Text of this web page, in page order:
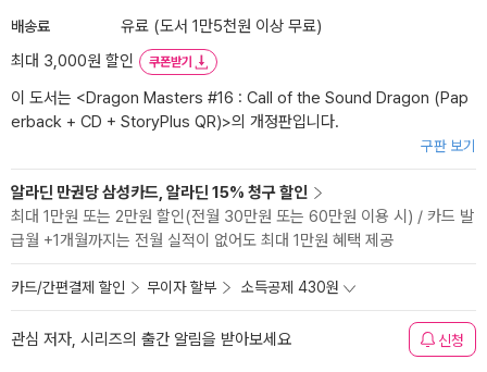
배송료
유료 (도서 1만5천원 이상 무료)
최대 3,000원 할인
쿠폰받기
이 도서는 <Dragon Masters #16 : Call of the Sound Dragon (Pap
erback + CD + StoryPlus QR)>의 개정판입니다.
구판 보기
알라딘 만권당 삼성카드, 알라딘 15% 청구 할인
최대 1만원 또는 2만원 할인(전월 30만원 또는 60만원 이용 시) / 카드 발
급월 +1개월까지는 전월 실적이 없어도 최대 1만원 혜택 제공
카드/간편결제 할인 무이자 할부 소득공제 430원
관심 저자, 시리즈의 출간 알림을 받아보세요 신청